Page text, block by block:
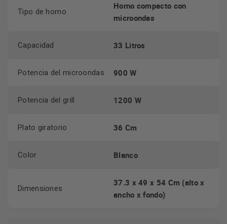
Chef Menú: 100 recetas tan sólo pulsando un botón
temperatura y el tiempo. Consigue resultados perfectos
de aceite, como si cocinaras en una sartén.
Tipo de horno
Horno compacto con
microondas
Capacidad 33 Litros
Potencia del microondas 900 W
Potencia del grill 1200 W
Plato giratorio 36 Cm
Color Blanco
Dimensiones
37.3 x 49 x 54 Cm (alto x
ancho x fondo)